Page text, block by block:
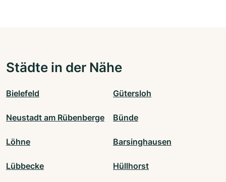
Städte in der Nähe
Bielefeld Gütersloh
Neustadt am Rübenberge Bünde
Löhne Barsinghausen
Lübbecke Hüllhorst